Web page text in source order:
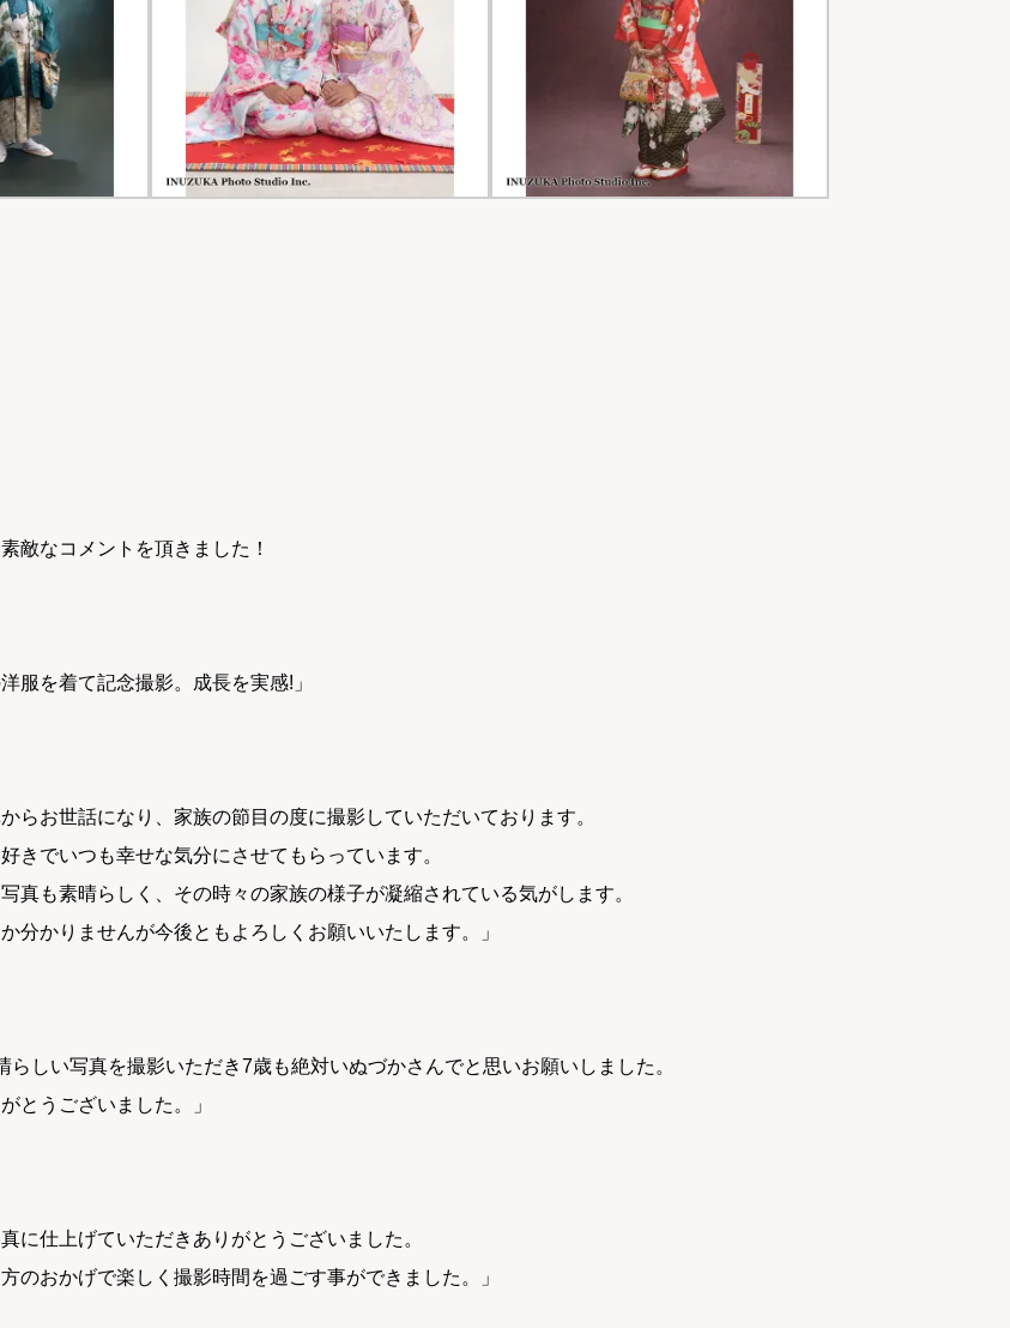
敵なコメントを頂きました！
服を着て記念撮影。成長を実感!」
らお世話になり、家族の節目の度に撮影していただいております。
きでいつも幸せな気分にさせてもらっています。
真も素晴らしく、その時々の家族の様子が凝縮されている気がします。
分かりませんが今後ともよろしくお願いいたします。」
らしい写真を撮影いただき7歳も絶対いぬづかさんでと思いお願いしました。
とうございました。」
に仕上げていただきありがとうございました。
のおかげで楽しく撮影時間を過ごす事ができました。」